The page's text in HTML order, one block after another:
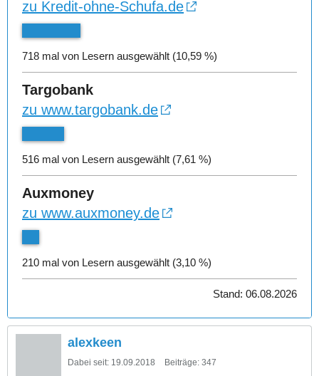
zu Kredit-ohne-Schufa.de
718 mal von Lesern ausgewählt (10,59 %)
Targobank
zu www.targobank.de
516 mal von Lesern ausgewählt (7,61 %)
Auxmoney
zu www.auxmoney.de
210 mal von Lesern ausgewählt (3,10 %)
Stand: 06.08.2026
alexkeen
Dabei seit: 19.09.2018 Beiträge: 347